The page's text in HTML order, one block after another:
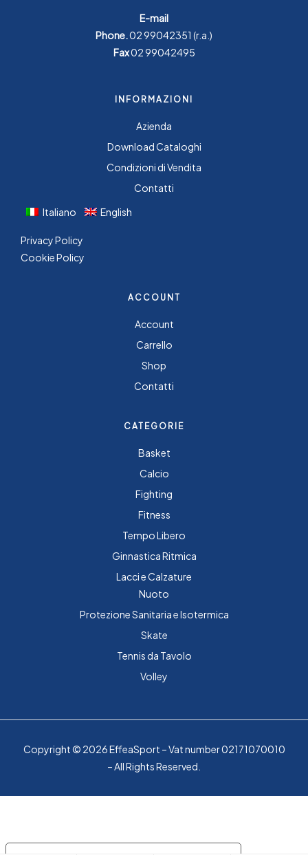
E-mail
Phone.02 99042351 (r.a.)
Fax02 99042495
INFORMAZIONI
Azienda
Download Cataloghi
Condizioni di Vendita
Contatti
Italiano
English
Privacy Policy
Cookie Policy
ACCOUNT
Account
Carrello
Shop
Contatti
CATEGORIE
Basket
Calcio
Fighting
Fitness
Tempo Libero
Ginnastica Ritmica
Lacci e Calzature
Nuoto
Protezione Sanitaria e Isotermica
Skate
Tennis da Tavolo
Volley
Copyright © 2026 EffeaSport – Vat number 02171070010
– All Rights Reserved.